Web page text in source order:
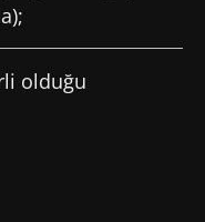
olduğu